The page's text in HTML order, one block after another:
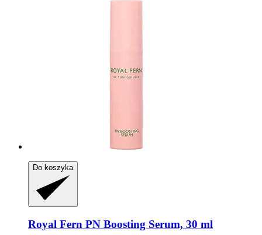
Do koszyka
Royal Fern PN Boosting Serum, 30 ml